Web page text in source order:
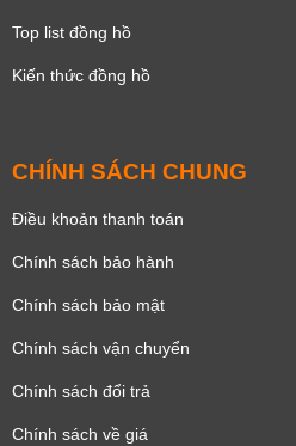
Top list đồng hồ
Kiến thức đồng hồ
CHÍNH SÁCH CHUNG
Điều khoản thanh toán
Chính sách bảo hành
Chính sách bảo mật
Chính sách vận chuyển
Chính sách đổi trả
Chính sách về giá